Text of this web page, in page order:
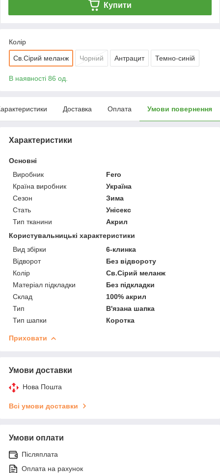
Купити
Колір
Св.Сірий меланж Чорний Антрацит Темно-синій
В наявності 86 од.
Доставка Оплата Умови повернення
Характеристики
Основні
Виробник
Fero
Країна виробник
Україна
Сезон
Зима
Стать
Унісекс
Тип тканини
Акрил
Користувальницькі характеристики
Вид збірки
6-клинка
Відворот
Без відвороту
Колір
Св.Сірий меланж
Матеріал підкладки
Без підкладки
Склад
100% акрил
Тип
В'язана шапка
Тип шапки
Коротка
Приховати
Умови доставки
Нова Пошта
Всі умови доставки
Умови оплати
Післяплата
Оплата на рахунок